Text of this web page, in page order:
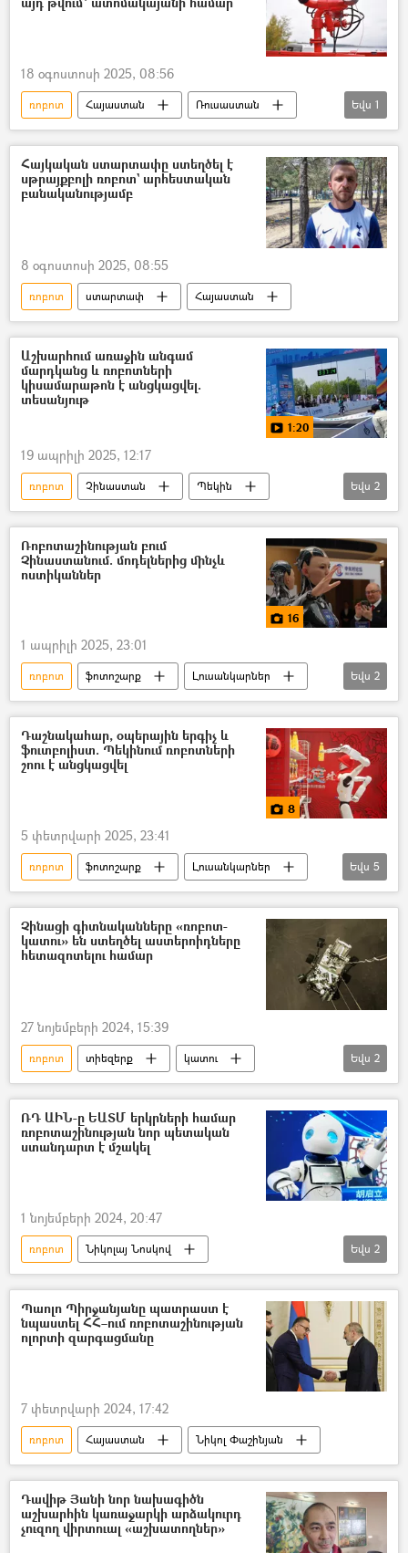
18 օգոստոսի 2025, 08:56
ռոբոտ Հայաստան
Ռուսաստան
հրդեհ
Եվս 1
Հայկական ստարտափը ստեղծել է
սթրայքբոլի ռոբոտ` արհեստական
բանականությամբ
8 օգոստոսի 2025, 08:55
ռոբոտ ստարտափ Հայաստան
Աշխարհում առաջին անգամ
մարդկանց և ռոբոտների
կիսամարաթոն է անցկացվել.
տեսանյութ
1:20
19 ապրիլի 2025, 12:17
ռոբոտ Չինաստան
Պեկին
տեսանյութ
Տեսանյութեր
Եվս 2
Ռոբոտաշինության բում
Չինաստանում. մոդելներից մինչև
ոստիկաններ
16
1 ապրիլի 2025, 23:01
ռոբոտ ֆոտոշարք
Լուսանկարներ
Լուսանկար
Չինաստան
Եվս 2
Դաշնակահար, օպերային երգիչ և
ֆուտբոլիստ. Պեկինում ռոբոտների
շոու է անցկացվել
8
5 փետրվարի 2025, 23:41
ռոբոտ ֆոտոշարք
Լուսանկարներ
Լուսանկար
Չինաստան
երգիչ
ֆուտբոլիստ
դաշնակահար
Եվս 5
Չինացի գիտնականները «ռոբոտ-
կատու» են ստեղծել աստերոիդները
հետազոտելու համար
27 նոյեմբերի 2024, 15:39
ռոբոտ տիեզերք
կատու
Չինաստան
արհեստական բանականություն
Եվս 2
ՌԴ ԱԻՆ-ը ԵԱՏՄ երկրների համար
ռոբոտաշինության նոր պետական
ստանդարտ է մշակել
1 նոյեմբերի 2024, 20:47
ռոբոտ
Նիկոլայ Նոսկով
Եվրասիական տնտեսական միություն (ԵԱՏՄ)
Հայաստան և ԵԱՏՄ
Եվս 2
Պաոլո Պիրջանյանը պատրաստ է
նպաստել ՀՀ–ում ռոբոտաշինության
ոլորտի զարգացմանը
7 փետրվարի 2024, 17:42
ռոբոտ Հայաստան Նիկոլ Փաշինյան
Դավիթ Յանի նոր նախագիծն
աշխարհին կառաջարկի արձակուրդ
չուզող վիրտուալ «աշխատողներ»